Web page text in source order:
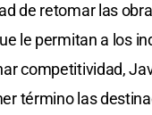
de retomar las
le permitan a los
competitividad,
término las